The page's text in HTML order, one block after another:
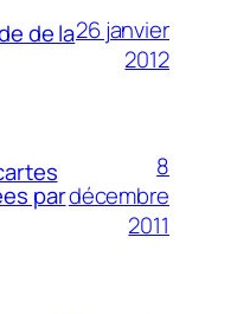
de la26 janvier
2012
par
8
décembre
2011